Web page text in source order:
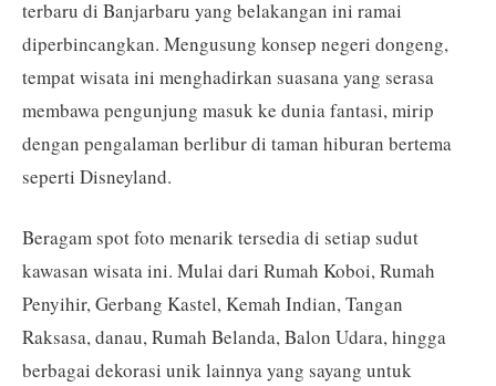
terbaru di Banjarbaru yang belakangan ini ramai
diperbincangkan. Mengusung konsep negeri dongeng,
tempat wisata ini menghadirkan suasana yang serasa
membawa pengunjung masuk ke dunia fantasi, mirip
dengan pengalaman berlibur di taman hiburan bertema
seperti Disneyland.
Beragam spot foto menarik tersedia di setiap sudut
kawasan wisata ini. Mulai dari Rumah Koboi, Rumah
Penyihir, Gerbang Kastel, Kemah Indian, Tangan
Raksasa, danau, Rumah Belanda, Balon Udara, hingga
berbagai dekorasi unik lainnya yang sayang untuk